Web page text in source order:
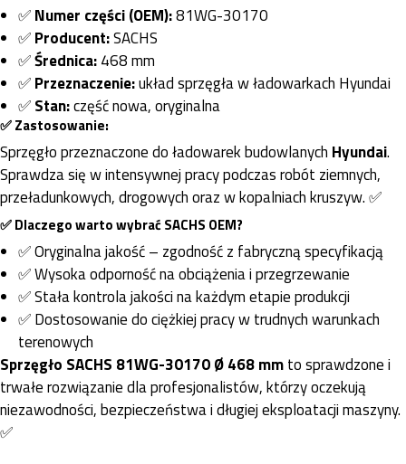
✅Numer części (OEM):81WG-30170
✅Producent:SACHS
✅Średnica:468 mm
✅Przeznaczenie:układ sprzęgła w ładowarkach Hyundai
✅Stan:część nowa, oryginalna
✅ Zastosowanie:
Sprzęgło przeznaczone do ładowarek budowlanych Hyundai.
Sprawdza się w intensywnej pracy podczas robót ziemnych,
przeładunkowych, drogowych oraz w kopalniach kruszyw. ✅
✅ Dlaczego warto wybrać SACHS OEM?
✅ Oryginalna jakość – zgodność z fabryczną specyfikacją
✅ Wysoka odporność na obciążenia i przegrzewanie
✅ Stała kontrola jakości na każdym etapie produkcji
✅ Dostosowanie do ciężkiej pracy w trudnych warunkach
terenowych
Sprzęgło SACHS 81WG-30170 Ø 468 mmto sprawdzone i
trwałe rozwiązanie dla profesjonalistów, którzy oczekują
niezawodności, bezpieczeństwa i długiej eksploatacji maszyny.
✅